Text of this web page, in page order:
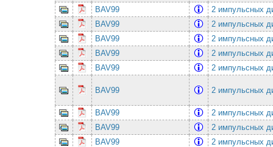
BAV99
2 импульсных
BAV99
2 импульсных
BAV99
2 импульсных
BAV99
2 импульсных
BAV99
2 импульсных
BAV99 2 импульсных
BAV99
2 импульсных
BAV99
2 импульсных
BAV99
2 импульсных